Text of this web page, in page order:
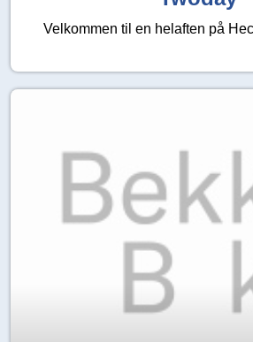
Velkommen til en helaften på